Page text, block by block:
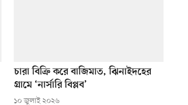
চারা বিক্রি করে বাজিমাত, ঝিনাইদহের
গ্রামে ‘নার্সারি বিপ্লব’
১০ জুলাই ২০২৬